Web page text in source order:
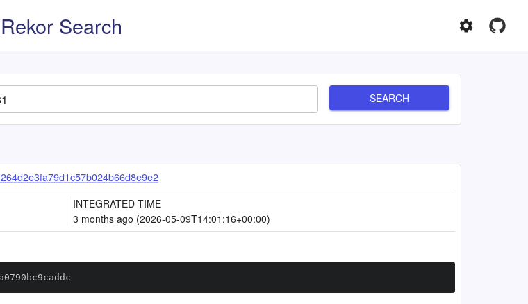
Rekor Search
SEARCH
INTEGRATED TIME
3 months ago (2026-05-09T14:01:16+00:00)